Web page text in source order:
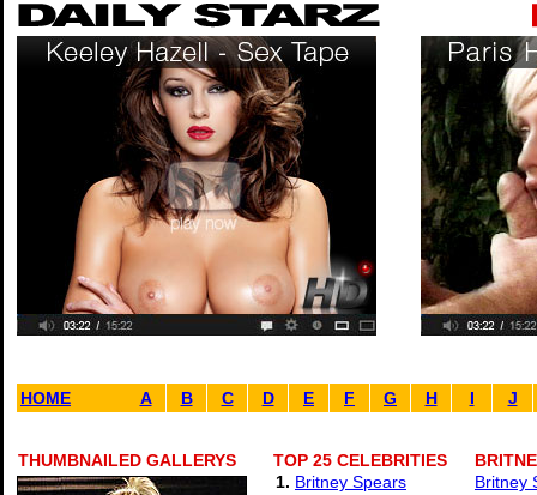
HOME A B C D E F G H I J
THUMBNAILED GALLERYS
TOP 25 CELEBRITIES
1. Britney Spears
Britney